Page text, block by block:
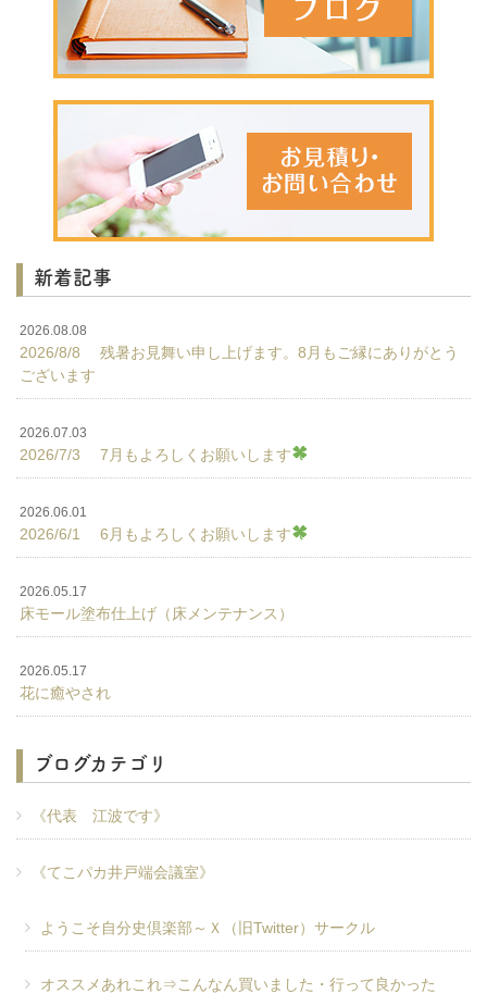
新着記事
2026.08.08
2026/8/8 残暑お見舞い申し上げます。8月もご縁にありがとう
ございます
2026.07.03
2026/7/3 7月もよろしくお願いします
2026.06.01
2026/6/1 6月もよろしくお願いします
2026.05.17
床モール塗布仕上げ（床メンテナンス）
2026.05.17
花に癒やされ
ブログカテゴリ
《代表 江波です》
《てこパカ井戸端会議室》
ようこそ自分史倶楽部～Ｘ（旧Twitter）サークル
オススメあれこれ⇒こんなん買いました・行って良かった